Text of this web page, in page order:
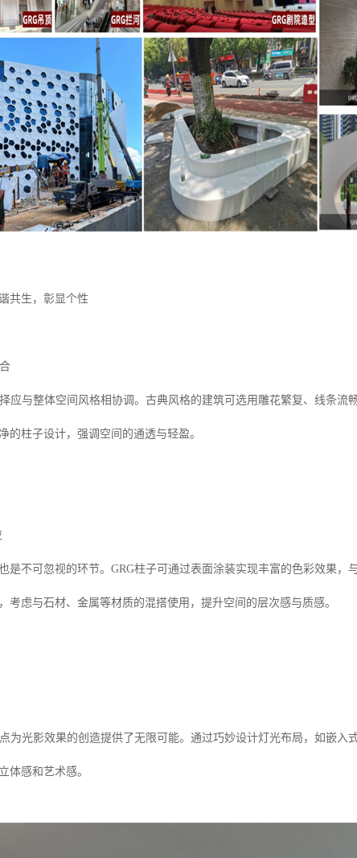
共生，彰显个性
应与整体空间风格相协调。古典风格的建筑可选用雕花繁复、线条
的柱子设计，强调空间的通透与轻盈。
是不可忽视的环节。GRG柱子可通过表面涂装实现丰富的色彩效果
考虑与石材、金属等材质的混搭使用，提升空间的层次感与质感。
为光影效果的创造提供了无限可能。通过巧妙设计灯光布局，如嵌
体感和艺术感。